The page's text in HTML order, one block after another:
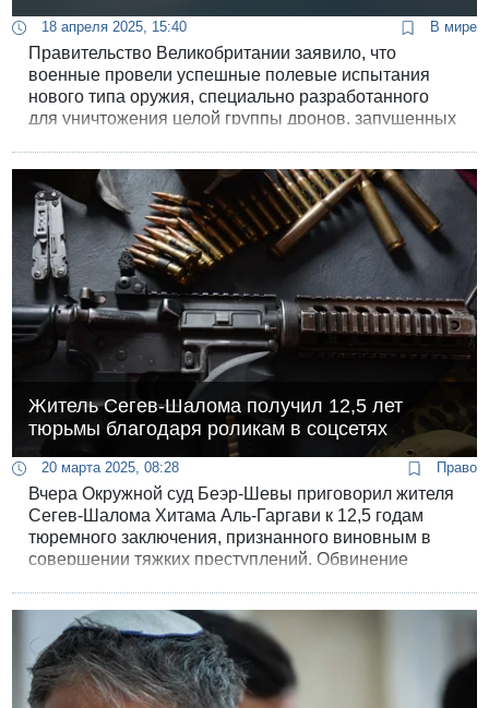
18 апреля 2025, 15:40 В мире
Правительство Великобритании заявило, что
военные провели успешные полевые испытания
нового типа оружия, специально разработанного
для уничтожения целой группы дронов, запущенных
оружие успешно справилось с целым роем БПЛА.
Житель Сегев-Шалома получил 12,5 лет
тюрьмы благодаря роликам в соцсетях
20 марта 2025, 08:28 Право
Вчера Окружной суд Беэр-Шевы приговорил жителя
Сегев-Шалома Хитама Аль-Гаргави к 12,5 годам
тюремного заключения, признанного виновным в
совершении тяжких преступлений. Обвинение